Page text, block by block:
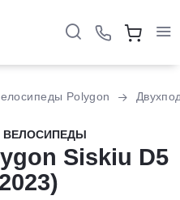
Polygon
ВЕЛОСИПЕДЫ
Siskiu D5